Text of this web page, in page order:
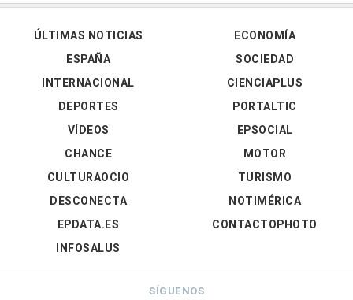
ÚLTIMAS NOTICIAS
ESPAÑA
INTERNACIONAL
DEPORTES
VÍDEOS
ECONOMÍA
SOCIEDAD
CIENCIAPLUS
PORTALTIC
EPSOCIAL
CHANCE
CULTURAOCIO
DESCONECTA
EPDATA.ES
INFOSALUS
MOTOR
TURISMO
NOTIMÉRICA
CONTACTOPHOTO
SÍGUENOS